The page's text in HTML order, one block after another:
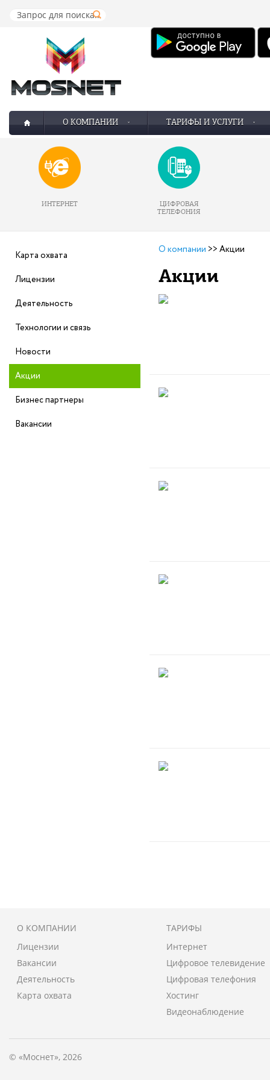
О КОМПАНИИ ТАРИФЫ И УСЛУГИ
ИНТЕРНЕТ
ЦИФРОВАЯ
ТЕЛЕФОНИЯ
Карта охвата
Лицензии
Деятельность
Технологии и связь
Новости
Акции
Бизнес партнеры
Вакансии
О компании >> Акции
Акции
О КОМПАНИИ
Лицензии
Вакансии
Деятельность
Карта охвата
ТАРИФЫ
Интернет
Цифровое телевидение
Цифровая телефония
Хостинг
Видеонаблюдение
© «Моснет», 2026